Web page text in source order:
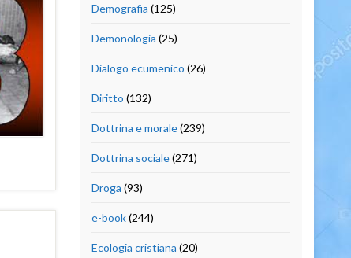
Demografia (125)
Demonologia (25)
Dialogo ecumenico (26)
Diritto (132)
Dottrina e morale(239)
Dottrina sociale(271)
Droga (93)
e-book(244)
Ecologia cristiana (20)